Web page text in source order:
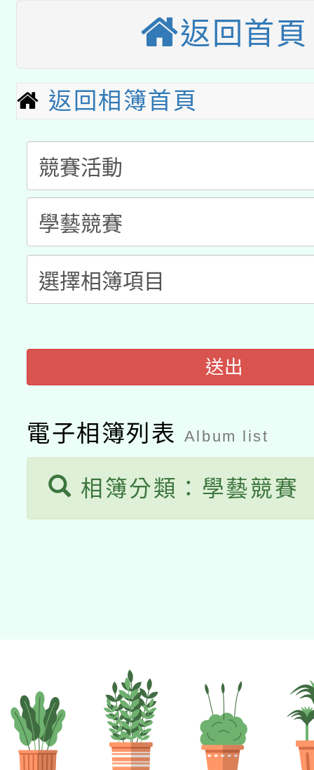
月28日止
機關學校轉知所屬退休
辦理性別平等教育建置
衛生局辦理之「115年
菸害防制實體解謎活動
轉知教育部國民及學前
國立臺灣師範大學辦理
年度健康促進學校輔導
業成長研習」實施計畫
函轉國家教育研究院中
原住民族教育政策研討
族教育國際趨勢與發展
轉知教育部國民及學前
新北市政府教育局辦理
師專業成長研習實施計
方素養工作坊新北場」
函轉國立臺灣師範大學
族語言臺北學習中心
「族語學習班」招生簡
轉知有關國立成功大學
文教學共融平台-教案
件」活動簡章
教育部國民及學前教育
年度COVID-19疫苗接
接種對象擴大為「滿6
接種之民眾」措施，延
月28日止
本市兒童口腔健康促進
宣導素材2份，請協助
有關銓敘部建置「公務
機關學校轉知所屬退休
辦理性別平等教育建置
衛生局辦理之「115年
返回首頁
返回相簿首頁
送出
電子相簿列表 Album list
相簿分類：學藝競賽